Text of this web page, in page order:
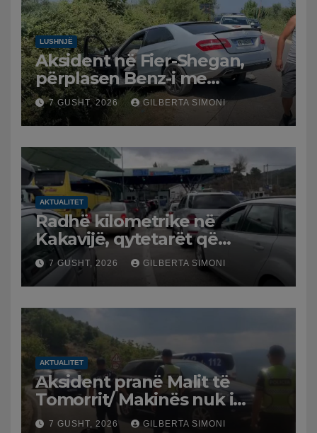
LUSHNJË
Aksident në Fier-Shegan,
përplasen Benz-i me
furgonin, plagoset një i
moshuar
7 GUSHT, 2026 GILBERTA SIMONI
AKTUALITET
Radhë kilometrike në
Kakavijë, qytetarët që
kthehen në Shqipëri
bllokohen në temperatura të
larta, pala greke punon me
ritme të ngadalta
7 GUSHT, 2026 GILBERTA SIMONI
AKTUALITET
Aksident pranë Malit të
Tomorrit/ Makinës nuk i
punuan frenat dhe doli nga
7 GUSHT, 2026 GILBERTA SIMONI